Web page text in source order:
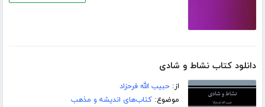
دانلود کتاب نشاط و شادی
از:حبیب الله فرحزاد
موضوع:کتاب‌های اندیشه و مذهب